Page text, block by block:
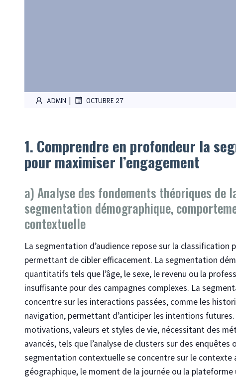
ADMIN | OCTUBRE 27
1. Comprendre en profondeur la
pour maximiser l’engagement
a) Analyse des fondements théoriques
segmentation démographique,
contextuelle
La segmentation d’audience repose sur la classification
permettant de cibler efficacement. La segmentation
quantitatifs tels que l’âge, le sexe, le revenu ou la
insuffisante pour des campagnes complexes. La
concentre sur les interactions passées, comme les
navigation, permettant d’anticiper les intentions
motivations, valeurs et styles de vie, nécessitant des
avancés, tels que l’analyse de clusters sur des enquêtes
segmentation contextuelle se concentre sur le
géographique, le moment de la journée ou la